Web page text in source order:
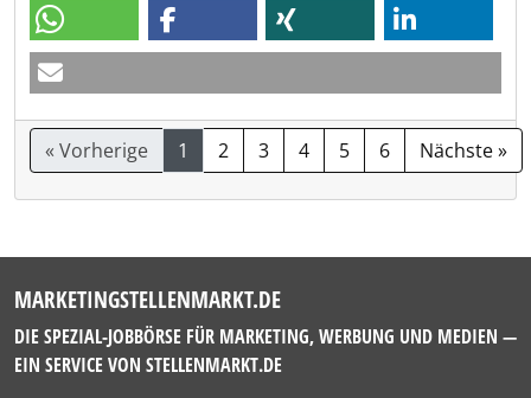
« Vorherige 1 2 3 4 5 6 Nächste »
MARKETINGSTELLENMARKT.DE
DIE SPEZIAL-JOBBÖRSE FÜR MARKETING, WERBUNG UND MEDIEN —
EIN SERVICE VON STELLENMARKT.DE